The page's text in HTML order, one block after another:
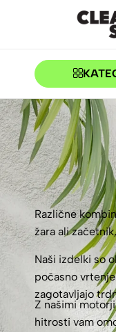
TRGOVINA
Različne
žara ali
Naši izdelki so
počasno
zagotavljajo
Z našimi
hitrosti vam